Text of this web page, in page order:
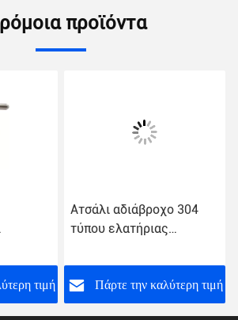
προϊόντα
τιμή
Ατσάλι αδιάβροχο 304
τύπου ελατήριας
κομμάτι Min.Order
Samples US 16.7/Piece
Πάρτε την καλύτερη τιμή